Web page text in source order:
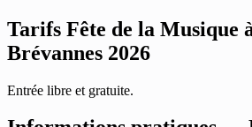
Tarifs Fête de la Musique
Brévannes 2026
Entrée libre et gratuite.